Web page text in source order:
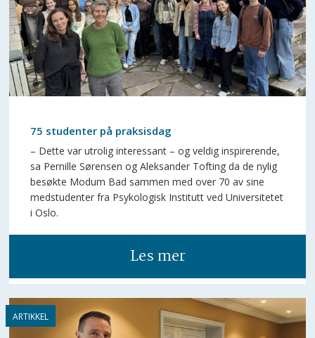
75 studenter på praksisdag
– Dette var utrolig interessant – og veldig inspirerende,
sa Pernille Sørensen og Aleksander Tofting da de nylig
besøkte Modum Bad sammen med over 70 av sine
medstudenter fra Psykologisk Institutt ved Universitetet
i Oslo.
Les mer